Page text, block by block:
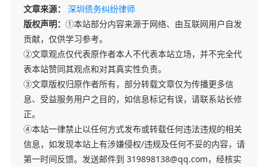
文章来源：
深圳债务纠纷律师
版权声明： ①本站部分内容来源于网络、由互联网用户自发
贡献，仅供学习参考。
②文章观点仅代表原作者本人不代表本站立场，并不完全代
表本站赞同其观点和对其真实性负责。
③文章版权归原作者所有，部分转载文章仅为传播更多信
息、受益服务用户之目的，如信息标记有误，请联系站长修
正。
④本站一律禁止以任何方式发布或转载任何违法违规的相关
信息，如发现本站上有涉嫌侵权/违规及任何不妥的内容，请
第一时间反馈。发送邮件到 319898138@qq.com，经核实